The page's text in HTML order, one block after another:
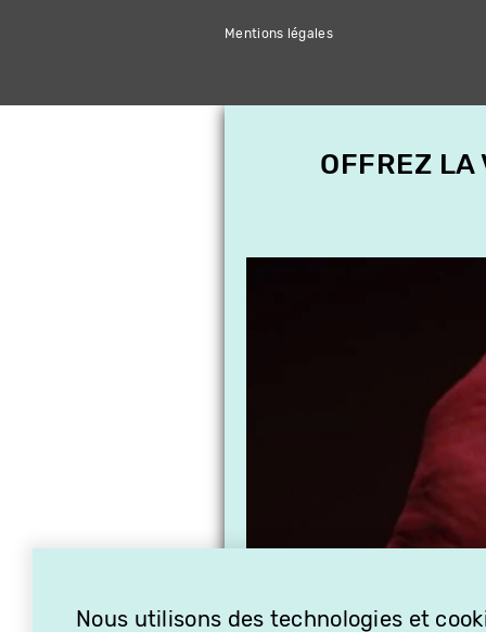
Mentions légales
Nous utilisons des technologies et
OFFREZ LA